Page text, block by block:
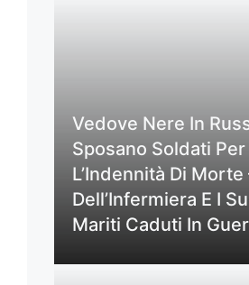
Vedove Nere In
Sposano Soldati Per
L’Indennità Di Morte
Dell’Infermiera E I
Mariti Caduti In